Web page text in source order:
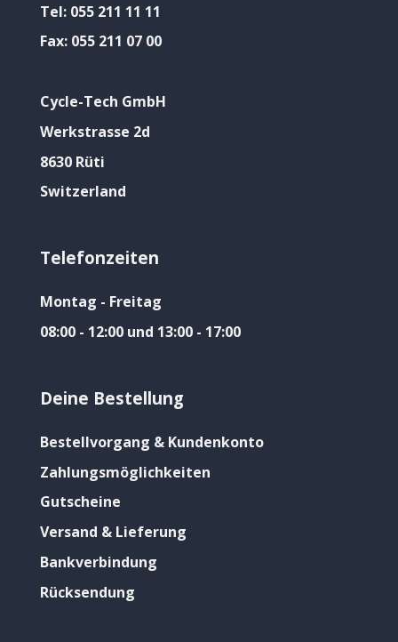
Tel: 055 211 11 11
Fax: 055 211 07 00
Cycle-Tech GmbH
Werkstrasse 2d
8630 Rüti
Switzerland
Telefonzeiten
Montag - Freitag
08:00 - 12:00 und 13:00 - 17:00
Deine Bestellung
Bestellvorgang & Kundenkonto
Zahlungsmöglichkeiten
Gutscheine
Versand & Lieferung
Bankverbindung
Rücksendung